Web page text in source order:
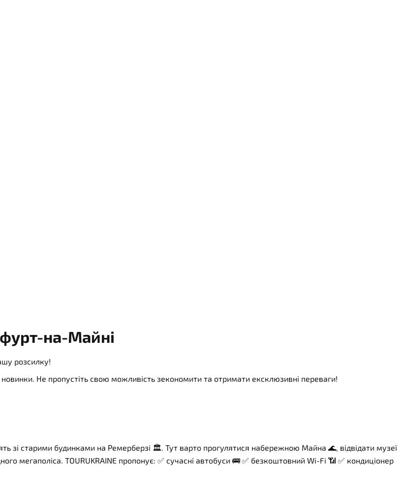
на-Майні
розсилку!
Не пропустіть свою можливість зекономити та отримати ексклюзивні переваги!
зі старими будинками на Ремерберзі 🏛️. Тут варто прогулятися набережною Майна 🌊, відвідати музеї
мегаполіса. TOURUKRAINE пропонує: ✅ сучасні автобуси 🚌 ✅ безкоштовний Wi-Fi 📶 ✅ кондиціонер